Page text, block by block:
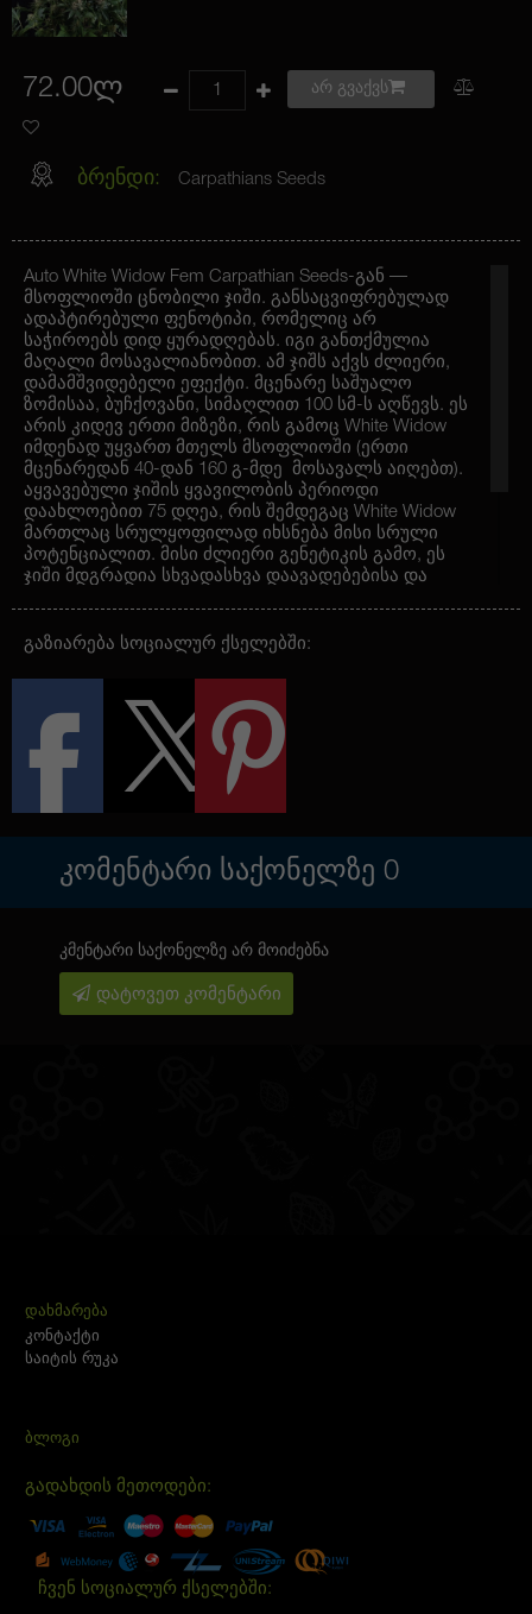
72.00ლ არ გვაქვს
ბრენდი: Carpathians Seeds
Auto White Widow Fem Carpathian Seeds-გან —
მსოფლიოში ცნობილი ჯიში. განსაცვიფრებულად
ადაპტირებული ფენოტიპი, რომელიც არ
საჭიროებს დიდ ყურადღებას. იგი განთქმულია
მაღალი მოსავალიანობით. ამ ჯიშს აქვს ძლიერი,
დამამშვიდებელი ეფექტი. მცენარე საშუალო
ზომისაა, ბუჩქოვანი, სიმაღლით 100 სმ-ს აღწევს. ეს
არის კიდევ ერთი მიზეზი, რის გამოც White Widow
იმდენად უყვართ მთელს მსოფლიოში (ერთი
მცენარედან 40-დან 160 გ-მდე მოსავალს აიღებთ).
აყვავებული ჯიშის ყვავილობის პერიოდი
დაახლოებით 75 დღეა, რის შემდეგაც White Widow
მართლაც სრულყოფილად იხსნება მისი სრული
პოტენციალით. მისი ძლიერი გენეტიკის გამო, ეს
ჯიში მდგრადია სხვადასხვა დაავადებებისა და
დაგეხმარებათ მიწიერი ვნებებისგან
გონებაში გადაგაგდებთ. ეს მცენარე შეუცვლელია
ნებისმიერ სიტუაციაში სიამოვნების მისაღებად.
გაზიარება სოციალურ ქსელებში:
ᲙᲝᲛᲔᲜᲢᲐᲠᲘ ᲡᲐᲥᲝᲜᲔᲚᲖᲔ 0
კმენტარი საქონელზე არ მოიძებნა
დატოვეთ კომენტარი
ᲓᲐᲮᲛᲐᲠᲔᲑᲐ
კონტაქტი
საიტის რუკა
ᲑᲚᲝᲒᲘ
გადახდის მეთოდები:
ჩვენ სოციალურ ქსელებში: